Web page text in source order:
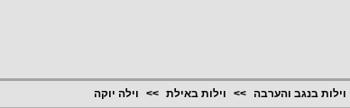
וילות בנגב והערבה וילות באילת וילה יוקה